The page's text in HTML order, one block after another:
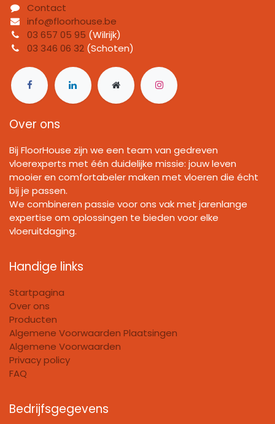
Contact
info@floorhouse.be
03 657 05 95 (Wilrijk)
03 346 06 32 (Schoten)
Over ons
Bij FloorHouse zijn we een team van gedreven
vloerexperts met één duidelijke missie: jouw leven
mooier en comfortabeler maken met vloeren die écht
bij je passen.
We combineren passie voor ons vak met jarenlange
expertise om oplossingen te bieden voor elke
vloeruitdaging.
Handige links
Startpagina
Over ons
Producten
Algemene Voorwaarden Plaatsingen
Algemene Voorwaarden
Privacy policy
FAQ
Bedrijfsgegevens